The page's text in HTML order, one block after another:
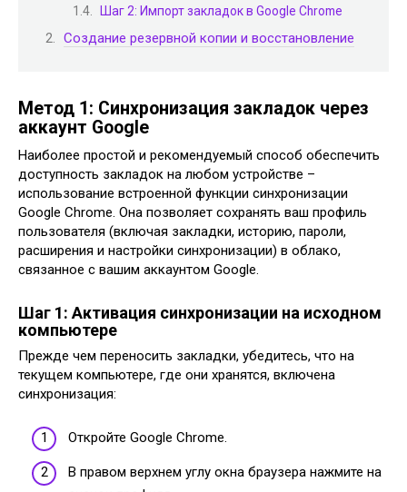
Шаг 2: Импорт закладок в Google Chrome
Создание резервной копии и восстановление
Метод 1: Синхронизация закладок через
аккаунт Google
Наиболее простой и рекомендуемый способ обеспечить
доступность закладок на любом устройстве –
использование встроенной функции синхронизации
Google Chrome. Она позволяет сохранять ваш профиль
пользователя (включая закладки, историю, пароли,
расширения и настройки синхронизации) в облако,
связанное с вашим аккаунтом Google.
Шаг 1: Активация синхронизации на исходном
компьютере
Прежде чем переносить закладки, убедитесь, что на
текущем компьютере, где они хранятся, включена
синхронизация:
Откройте Google Chrome.
В правом верхнем углу окна браузера нажмите на